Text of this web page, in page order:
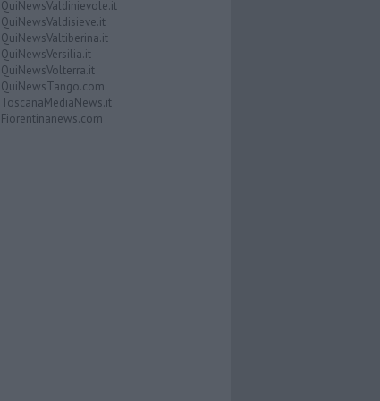
QuiNewsValdinievole.it
QuiNewsValdisieve.it
QuiNewsValtiberina.it
QuiNewsVersilia.it
QuiNewsVolterra.it
QuiNewsTango.com
ToscanaMediaNews.it
Fiorentinanews.com